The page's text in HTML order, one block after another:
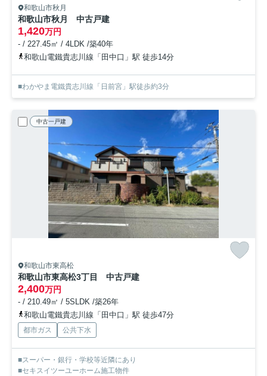
和歌山市秋月
和歌山市秋月 中古戸建
1,420万円
- / 227.45㎡ / 4LDK /築40年
和歌山電鐵貴志川線「田中口」駅 徒歩14分
■わかやま電鐵貴志川線「日前宮」駅徒歩約3分
中古一戸建
和歌山市東高松
和歌山市東高松3丁目 中古戸建
2,400万円
- / 210.49㎡ / 5SLDK /築26年
和歌山電鐵貴志川線「田中口」駅 徒歩47分
都市ガス 公共下水
■スーパー・銀行・学校等近隣にあり
■セキスイツーユーホーム施工物件